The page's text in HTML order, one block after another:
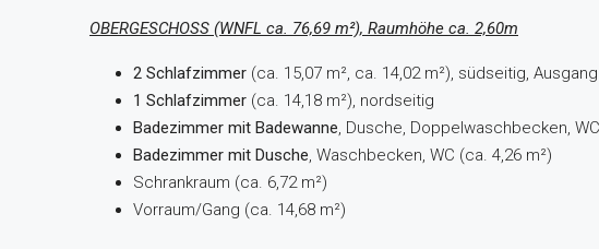
OBERGESCHOSS (WNFL ca. 76,69 m²), Raumhöhe ca. 2,60m
2 Schlafzimmer (ca. 15,07 m², ca. 14,02 m²), südseitig,
1 Schlafzimmer (ca. 14,18 m²), nordseitig
Badezimmer mit Badewanne , Dusche, Doppelwaschbecken,
Badezimmer mit Dusche , Waschbecken, WC (ca. 4,26 m²)
Schrankraum (ca. 6,72 m²)
Vorraum/Gang (ca. 14,68 m²)